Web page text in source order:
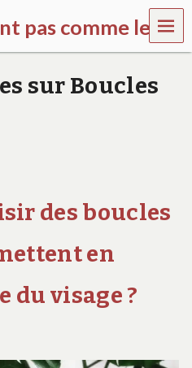
pas comme lesMEN
U
sur Boucles
des boucles
en
du visage ?